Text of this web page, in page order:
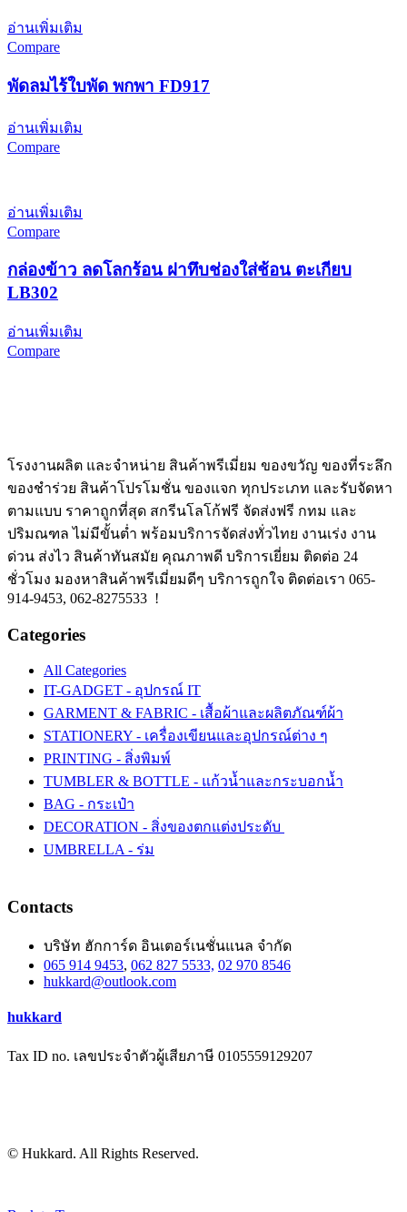
อ่านเพิ่มเติม
Compare
พัดลมไร้ใบพัด พกพา FD917
อ่านเพิ่มเติม
Compare
อ่านเพิ่มเติม
Compare
กล่องข้าว ลดโลกร้อน ฝาทึบช่องใส่ช้อน ตะเกียบ
LB302
อ่านเพิ่มเติม
Compare
โรงงานผลิต และจำหน่าย สินค้าพรีเมี่ยม ของขวัญ ของที่ระลึก
ของชำร่วย สินค้าโปรโมชั่น ของแจก ทุกประเภท และรับจัดหา
ตามแบบ ราคาถูกที่สุด สกรีนโลโก้ฟรี จัดส่งฟรี กทม และ
ปริมณฑล ไม่มีขั้นต่ำ พร้อมบริการจัดส่งทั่วไทย งานเร่ง งาน
ด่วน ส่งไว สินค้าทันสมัย คุณภาพดี บริการเยี่ยม ติดต่อ 24
ชั่วโมง มองหาสินค้าพรีเมี่ยมดีๆ บริการถูกใจ ติดต่อเรา 065-
914-9453, 062-8275533 !
Categories
All Categories
IT-GADGET - อุปกรณ์ IT
GARMENT & FABRIC - เสื้อผ้าและผลิตภัณฑ์ผ้า
STATIONERY - เครื่องเขียนและอุปกรณ์ต่าง ๆ
PRINTING - สิ่งพิมพ์
TUMBLER & BOTTLE - แก้วน้ำและกระบอกน้ำ
BAG - กระเป๋า
DECORATION - สิ่งของตกแต่งประดับ
UMBRELLA - ร่ม
Contacts
บริษัท ฮักการ์ด อินเตอร์เนชั่นแนล จำกัด
065 914 9453, 062 827 5533, 02 970 8546
hukkard@outlook.com
hukkard
Tax ID no. เลขประจำตัวผู้เสียภาษี 0105559129207
© Hukkard. All Rights Reserved.